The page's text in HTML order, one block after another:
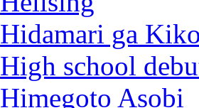
Hidamari ga
High school
Himegoto Asobi